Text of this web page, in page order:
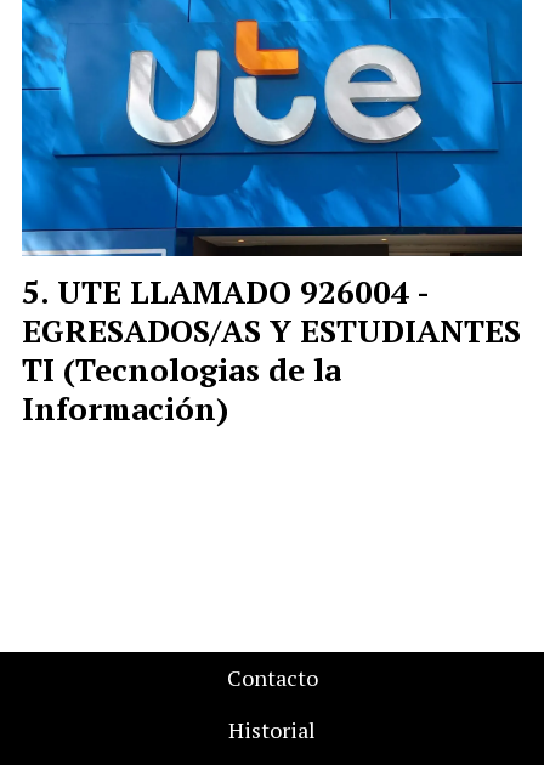
UTE LLAMADO 926004 -
EGRESADOS/AS Y ESTUDIANTES
TI (Tecnologias de la
Información)
Contacto
Historial